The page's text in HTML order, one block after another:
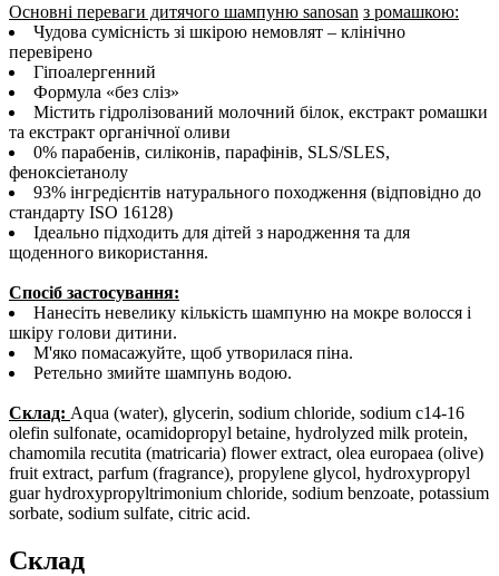
Основні переваги дитячого шампуню sanosan з ромашкою:
Чудова сумісність зі шкірою немовлят – клінічно
перевірено
Гіпоалергенний
Формула «без сліз»
Містить гідролізований молочний білок, екстракт ромашки
та екстракт органічної оливи
0% парабенів, силіконів, парафінів, SLS/SLES,
феноксіетанолу
93% інгредієнтів натурального походження (відповідно до
стандарту ISO 16128)
Ідеально підходить для дітей з народження та для
щоденного використання.
Спосіб застосування:
Нанесіть невелику кількість шампуню на мокре волосся і
шкіру голови дитини.
М'яко помасажуйте, щоб утворилася піна.
Ретельно змийте шампунь водою.
Склад: Аqua (water), glycerin, sodium chloride, sodium c14-16
olefin sulfonate, ocamidopropyl betaine, hydrolyzed milk protein,
chamomila recutita (matricaria) flower extract, olea europaea (olive)
fruit extract, parfum (fragrance), propylene glycol, hydroxypropyl
guar hydroxypropyltrimonium chloride, sodium benzoate, potassium
sorbate, sodium sulfate, citric acid.
Склад